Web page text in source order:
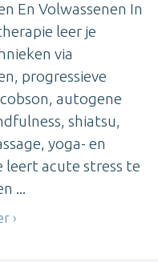
En Volwassenen In
leer je
via
progressieve
autogene
shiatsu,
yoga- en
acute stress te
...